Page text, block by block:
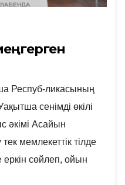
Респуб-ликасының
сенімді өкілі
әкімі Асайын
мемлекеттік тілде
еркін сөйлеп, ойын